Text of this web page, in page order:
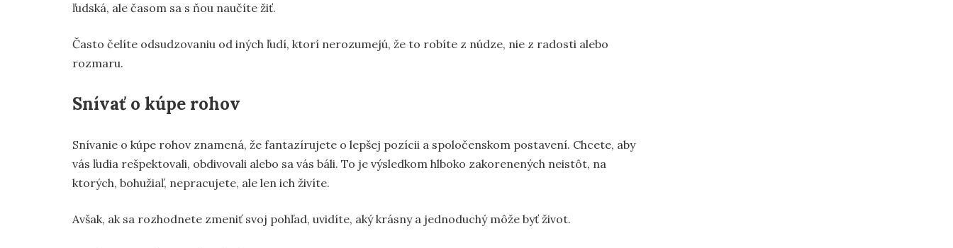
ľudská, ale časom sa s ňou naučíte žiť.
Často čelíte odsudzovaniu od iných ľudí, ktorí nerozumejú, že to robíte z núdze, nie z radosti alebo
rozmaru.
Snívať o kúpe rohov
Snívanie o kúpe rohov znamená, že fantazírujete o lepšej pozícii a spoločenskom postavení. Chcete, aby
vás ľudia rešpektovali, obdivovali alebo sa vás báli. To je výsledkom hlboko zakorenených neistôt, na
ktorých, bohužiaľ, nepracujete, ale len ich živíte.
Avšak, ak sa rozhodnete zmeniť svoj pohľad, uvidíte, aký krásny a jednoduchý môže byť život.